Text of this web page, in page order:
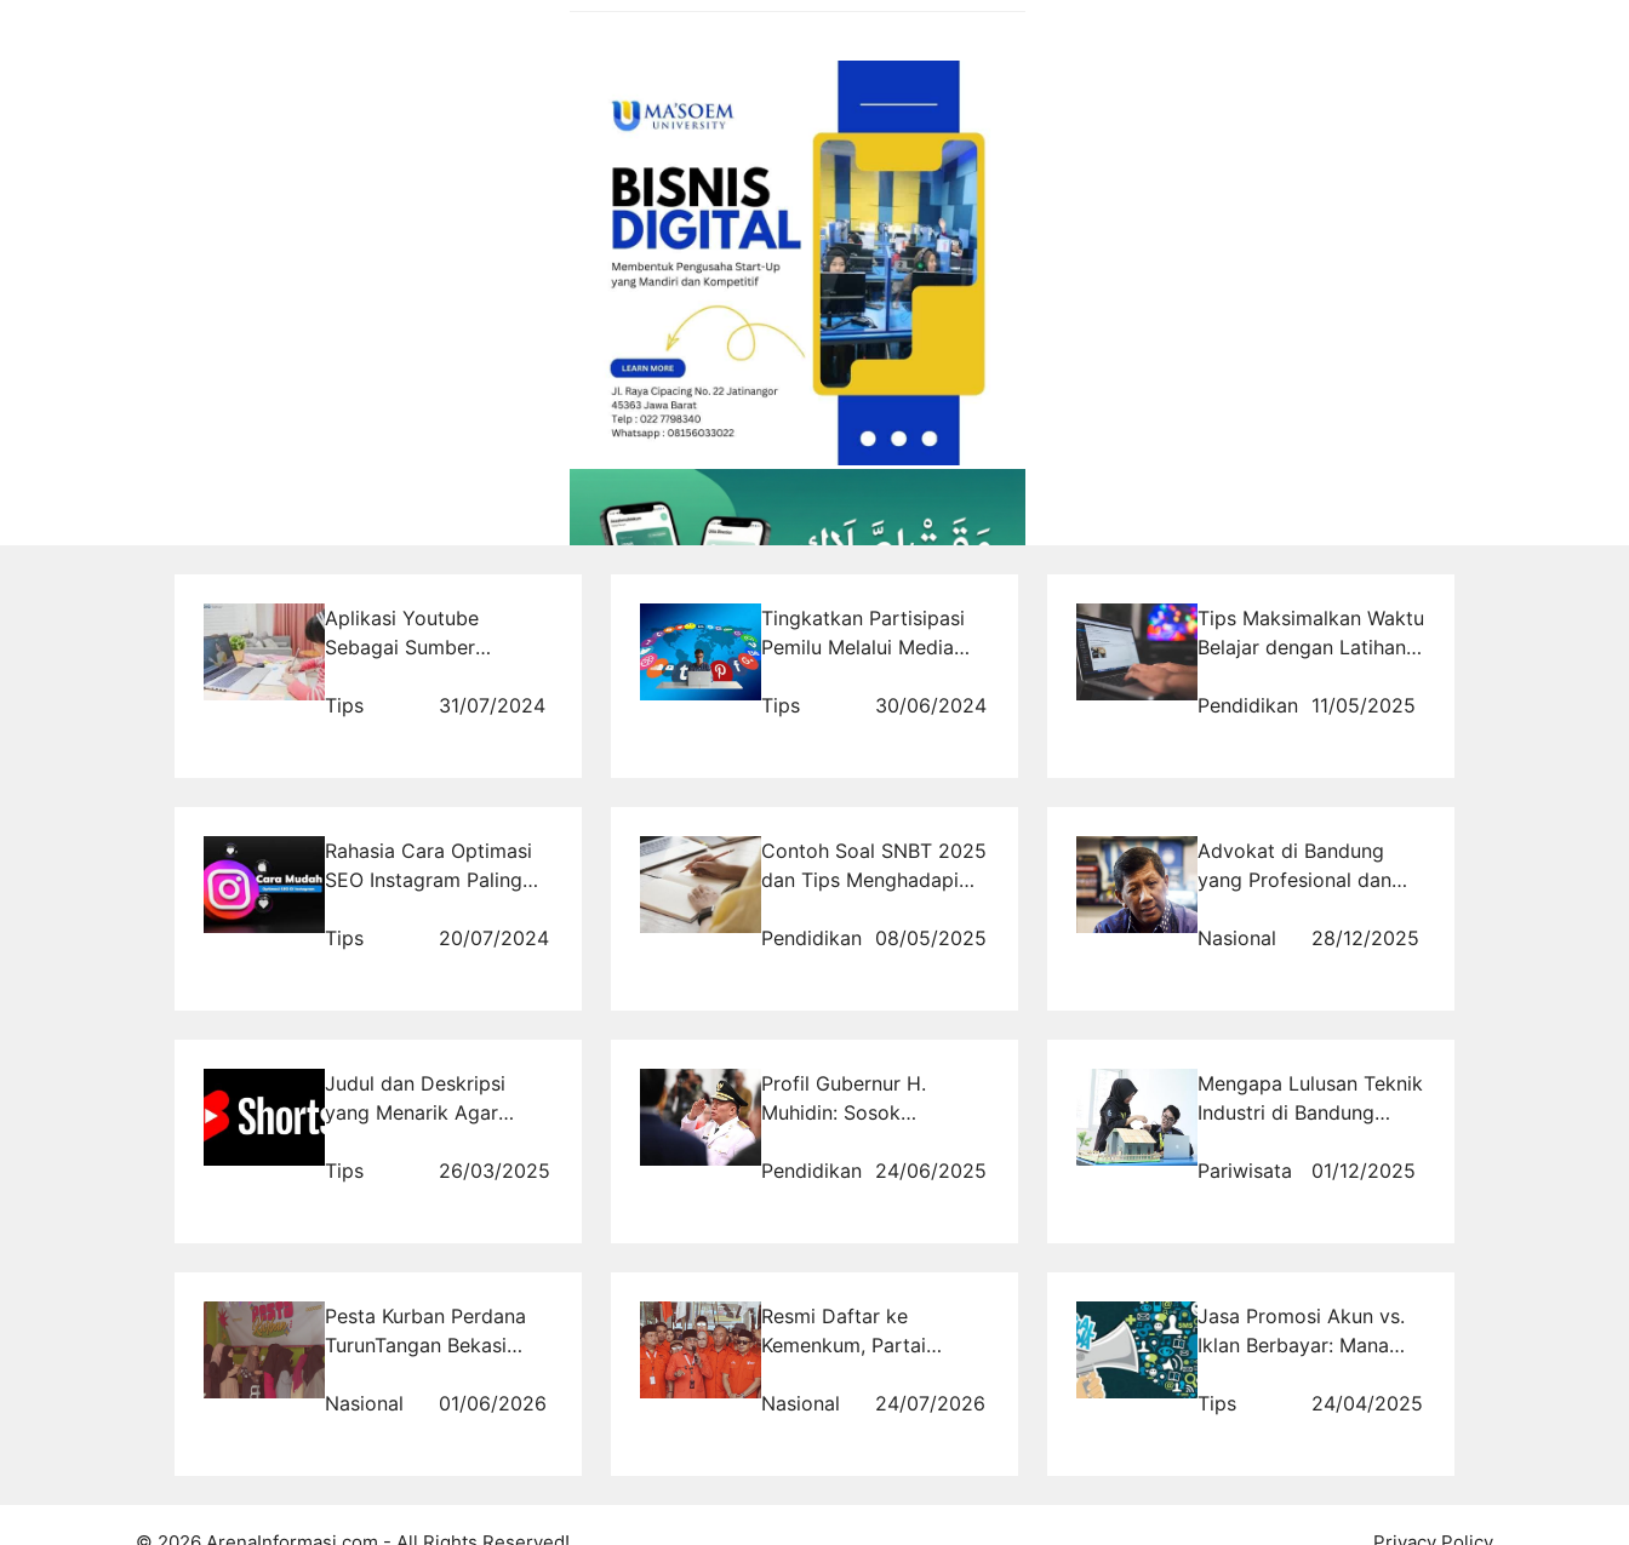
Aplikasi Youtube
Sebagai Sumber
Tips
31/07/2024
Tingkatkan Partisipasi
Pemilu Melalui Media
Tips
30/06/2024
Tips Maksimalkan Waktu
Belajar dengan Latihan
Berbasis Materi
Pendidikan 11/05/2025
Rahasia Cara Optimasi
SEO Instagram Paling
Tips
20/07/2024
Contoh Soal SNBT 2025
dan Tips Menghadapi
Pendidikan 08/05/2025
Advokat di Bandung
yang Profesional dan
Pendampingan Hukum
Nasional 28/12/2025
Judul dan Deskripsi
yang Menarik Agar
Trending
Tips 26/03/2025
Profil Gubernur H.
Muhidin: Sosok
Visioner dari Kalimantan
Pendidikan 24/06/2025
Mengapa Lulusan Teknik
Industri di Bandung
Berbagai Bidang Karir?
Pariwisata 01/12/2025
Pesta Kurban Perdana
TurunTangan Bekasi
Momen Idul Adha
Nasional 01/06/2026
Resmi Daftar ke
Kemenkum, Partai
Tegaskan Lahir dari
Nasional 24/07/2026
Jasa Promosi Akun vs.
Iklan Berbayar: Mana
Tips
24/04/2025